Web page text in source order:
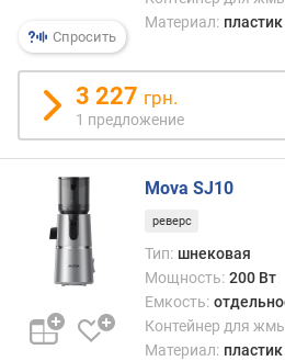
м
а
к
с
.
о
р
о
т
ы
(
Спросить
Материал: пластик
3 227 грн.
1 предложение
Mova SJ10
реверс
Тип: шнековая
Мощность: 200 Вт
Емкость:
Контейнер для
Материал: пластик